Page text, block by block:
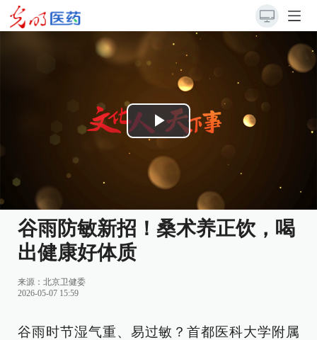
Play
Video
谷雨防敏新招！桑术养正饮，喝
出健康好体质
来源：北京卫健委
2026-05-07 15:59
谷雨时节湿气重、易过敏？首都医科大学附属